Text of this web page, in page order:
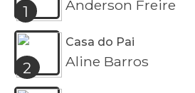
1 Anderson Freire
2
Casa do Pai
Aline Barros